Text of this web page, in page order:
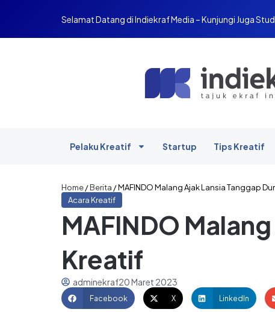
Selamat Datang di Indiekraf Media – Kunjungi Juga
Pelaku Kreatif Startup Tips Kreatif
Home/Berita /MAFINDO Malang Ajak Lansia Tanggap
Acara Kreatif
MAFINDO
Kreatif
adminekraf20 Maret 2023
Facebook X LinkedIn